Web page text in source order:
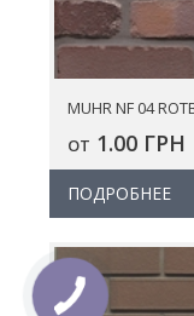
MUHR NF 04
ОТ 1.00 ГРН
ПОДРОБНЕЕ